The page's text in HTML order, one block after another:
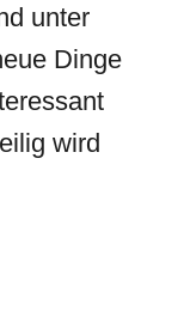
unter
Dinge
wird